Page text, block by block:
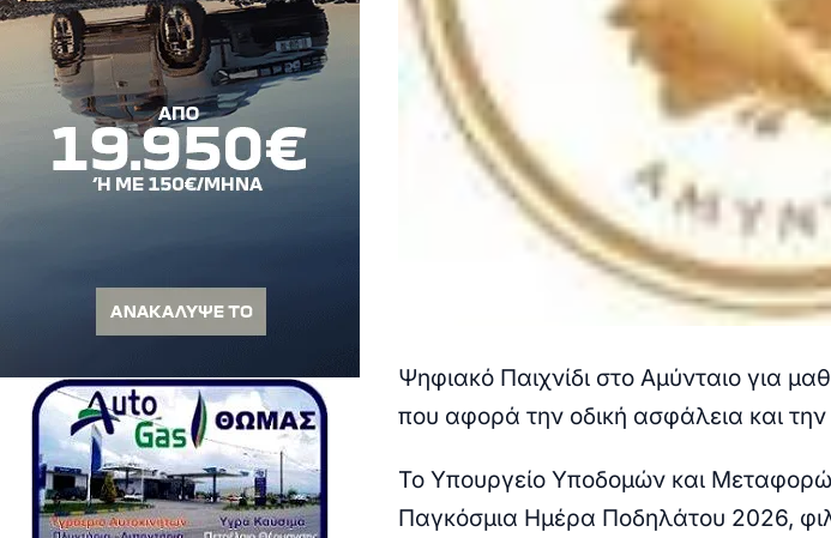
Ψηφιακό Παιχνίδι στο Αμύνταιο για
που αφορά την οδική ασφάλεια και
Το Υπουργείο Υποδομών και
Παγκόσμια Ημέρα Ποδηλάτου 2026,